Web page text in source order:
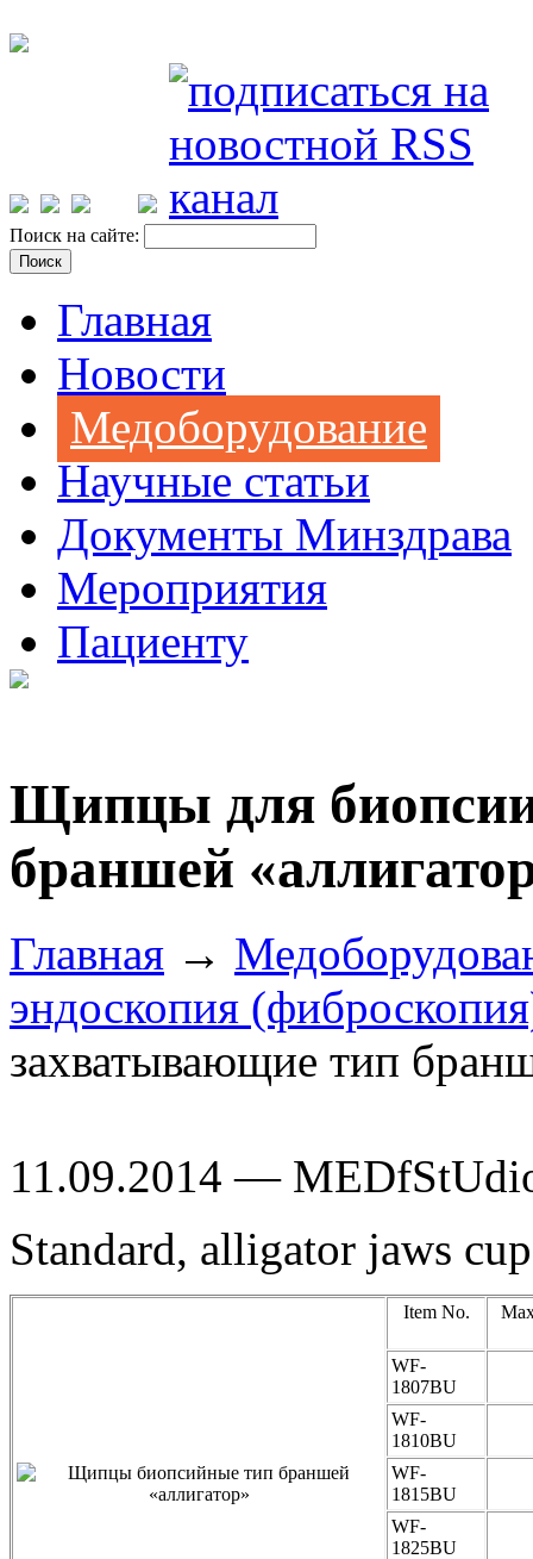
Поиск на сайте:
Главная
Новости
Медоборудование
Научные статьи
Документы Минздрава
Мероприятия
Пациенту
Щипцы для
браншей
Главная →
эндоскопия
захватывающие тип
11.09.2014 —
Standard, alligator jaws
Item No.
WF-
1807BU
WF-
1810BU
WF-
1815BU
WF-
1825BU